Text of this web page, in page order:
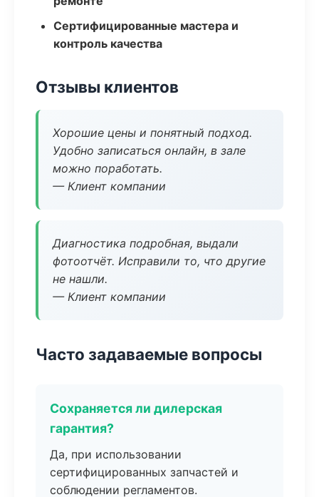
Сертифицированные мастера и
контроль качества
Отзывы клиентов
Хорошие цены и понятный подход.
Удобно записаться онлайн, в зале
можно поработать.
— Клиент компании
Диагностика подробная, выдали
фотоотчёт. Исправили то, что другие
не нашли.
— Клиент компании
Часто задаваемые вопросы
Сохраняется ли дилерская
гарантия?
Да, при использовании
сертифицированных запчастей и
соблюдении регламентов.